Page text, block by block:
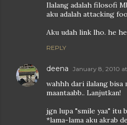
Ilalang adalah filosofi
aku adalah attacking
Aku udah link lho. he
REPLY
deena January 8, 2010
wahhh dari ilalang bisa
maantaabb.. Lanjutkan!
jgn lupa "smile yaa" itu
*lama-lama aku akrab